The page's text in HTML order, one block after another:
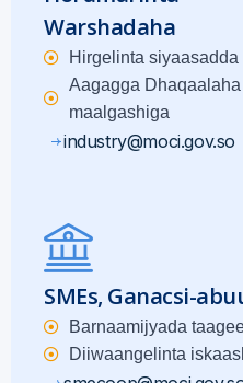
Warshadaha
Hirgelinta
Aagagga
maalgashiga
industry@moci.gov.so
SMEs, Ganacsi-
Barnaamijyada
Diiwaangelinta